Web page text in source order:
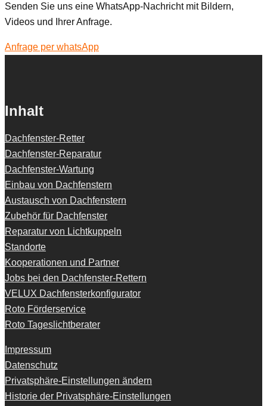
Senden Sie uns eine WhatsApp-Nachricht mit Bildern,
Videos und Ihrer Anfrage.
Anfrage per whatsApp
Inhalt
Dachfenster-Retter
Dachfenster-Reparatur
Dachfenster-Wartung
Einbau von Dachfenstern
Austausch von Dachfenstern
Zubehör für Dachfenster
Reparatur von Lichtkuppeln
Standorte
Kooperationen und Partner
Jobs bei den Dachfenster-Rettern
VELUX Dachfensterkonfigurator
Roto Förderservice
Roto Tageslichtberater
Impressum
Datenschutz
Privatsphäre-Einstellungen ändern
Historie der Privatsphäre-Einstellungen